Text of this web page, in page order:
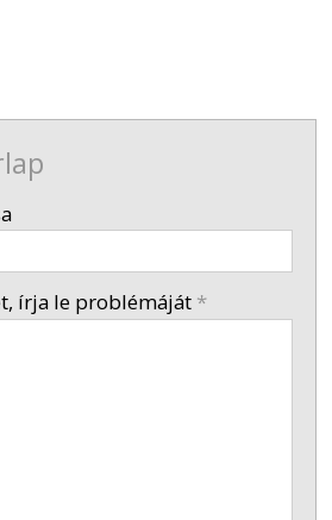
írja le problémáját *